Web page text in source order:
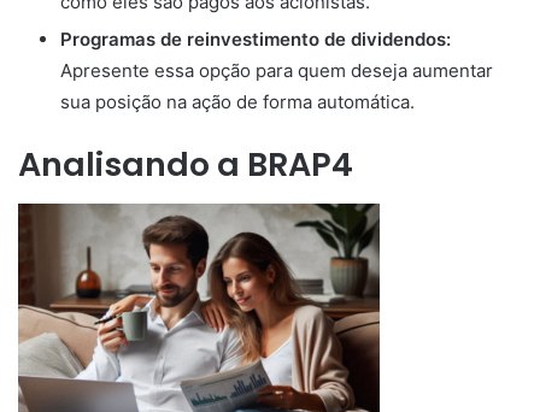
Programas de reinvestimento de dividendos:
Apresente essa opção para quem deseja aumentar
sua posição na ação de forma automática.
Analisando a BRAP4